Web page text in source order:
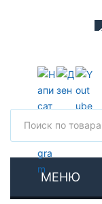
МЕНЮ